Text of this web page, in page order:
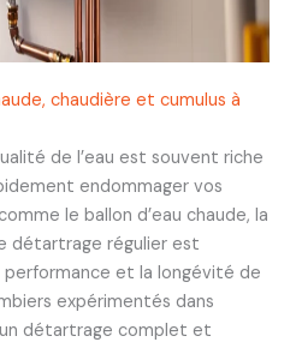
chaudière et cumulus à
de l’eau est souvent riche
endommager vos
le ballon d’eau chaude, la
détartrage régulier est
et la longévité de
expérimentés dans
détartrage complet et